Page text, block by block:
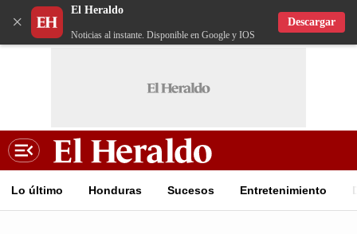
×
El Heraldo
Noticias al instante. Disponible en Google y IOS
Descargar
Lo último Honduras Sucesos Entretenimiento